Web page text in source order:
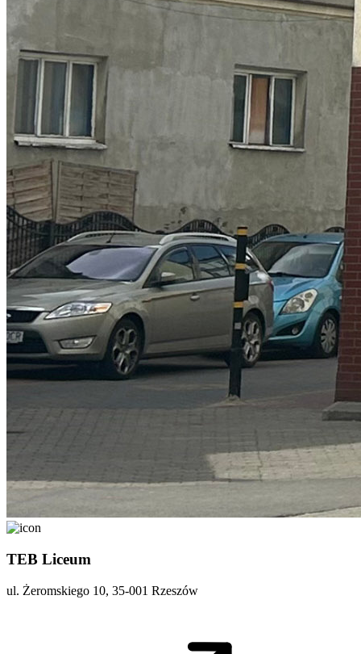
TEB Liceum
ul. Żeromskiego 10, 35-001 Rzeszów